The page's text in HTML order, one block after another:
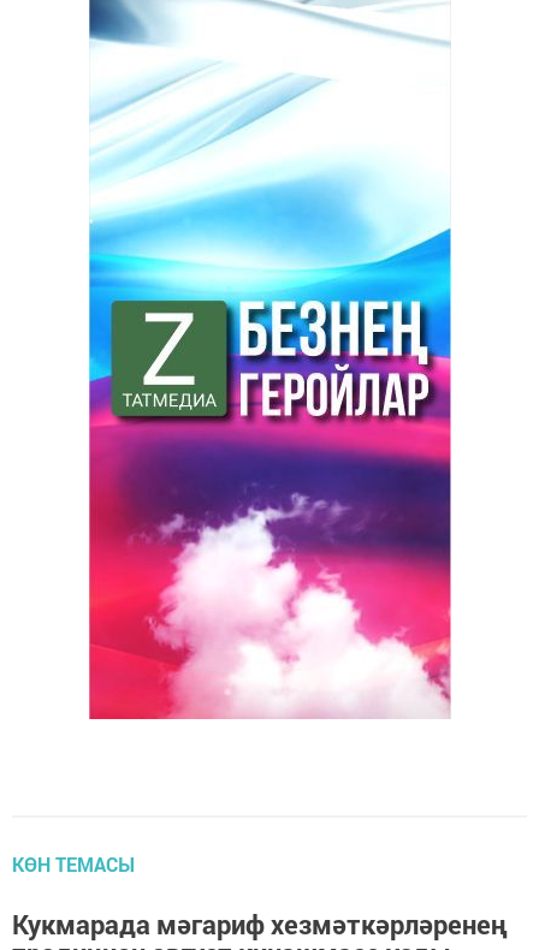
КӨН ТЕМАСЫ
Кукмарада мәгариф хезмәткәрләренең